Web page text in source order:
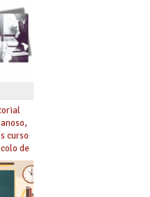
con
curso
de